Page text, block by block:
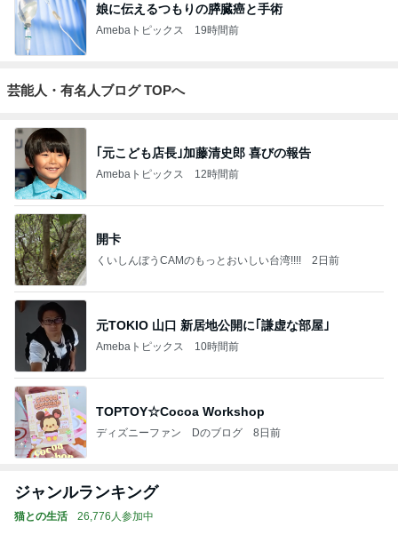
娘に伝えるつもりの膵臓癌と手術
Amebaトピックス 19時間前
芸能人・有名人ブログ TOPへ
｢元こども店長｣加藤清史郎 喜びの報告
Amebaトピックス 12時間前
開卡
くいしんぼうCAMのもっとおいしい台湾!!!! 2日前
元TOKIO 山口 新居地公開に｢謙虚な部屋｣
Amebaトピックス 10時間前
TOPTOY☆Cocoa Workshop
ディズニーファン Dのブログ 8日前
ジャンルランキング
猫との生活 26,776人参加中